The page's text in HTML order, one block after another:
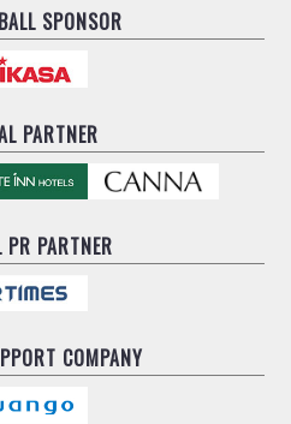
SPONSOR
PARTNER
PR PARTNER
COMPANY